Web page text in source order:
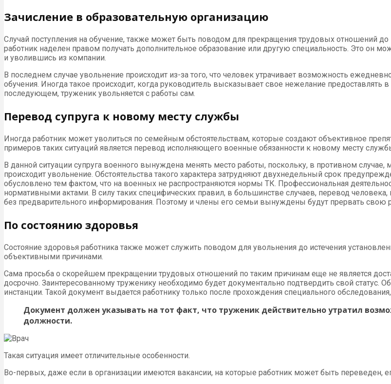
Зачисление в образовательную организацию
Случай поступления на обучение, также может быть поводом для прекращения трудовых отношений
работник наделен правом получать дополнительное образование или другую специальность. Это он
и уволившись из компании.
В последнем случае увольнение происходит из-за того, что человек утрачивает возможность
обучения. Иногда такое происходит, когда руководитель высказывает свое нежелание
последующем, труженик увольняется с работы сам.
Перевод супруга к новому месту службы
Иногда работник может уволиться по семейным обстоятельствам, которые создают объективное
примеров таких ситуаций является перевод исполняющего военные обязанности к новому месту
В данной ситуации супруга военного вынуждена менять место работы, поскольку, в противном
происходит увольнение. Обстоятельства такого характера затрудняют двухнедельный срок
обусловлено тем фактом, что на военных не распространяются нормы ТК. Профессиональная
нормативными актами. В силу таких специфических правил, в большинстве случаев, перевод человека,
без предварительного информирования. Поэтому и члены его семьи вынуждены будут прервать свою
По состоянию здоровья
Состояние здоровья работника также может служить поводом для увольнения до истечения
объективными причинами.
Сама просьба о скорейшем прекращении трудовых отношений по таким причинам еще не является
досрочно. Заинтересованному труженику необходимо будет документально подтвердить свой статус.
инстанции. Такой документ выдается работнику только после прохождения специального
Документ должен указывать на тот факт, что труженик действительно утратил
должности.
Такая ситуация имеет отличительные особенности.
Во-первых, даже если в организации имеются вакансии, на которые работник может быть переведен,